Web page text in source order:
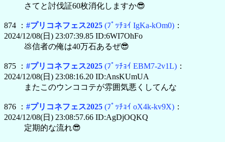
さてと討伐証60枚消化しますか😎
874 ： #プリコネフェス2025 (ﾌﾟｯﾁｮｲ IgKa-kOm0) ：
2024/12/08(日) 23:07:39.85 ID:6WI7OhFo
💩信者の俺は40万石あるぜ😎
875 ： #プリコネフェス2025 (ﾌﾟｯﾁｮｲ EBM7-2v1L) ：
2024/12/08(日) 23:08:16.20 ID:AnsKUmUA
またこのウンココテが雰囲気悪くしてんな
876 ： #プリコネフェス2025 (ﾌﾟｯﾁｮｲ oX4k-kv9X) ：
2024/12/08(日) 23:08:57.66 ID:AgDjOQKQ
定期的な流れ😎